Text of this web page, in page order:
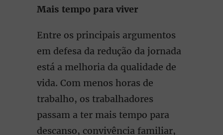
Mais tempo para viver
Entre os principais argumentos
em defesa da redução da jornada
está a melhoria da qualidade de
vida. Com menos horas de
trabalho, os trabalhadores
passam a ter mais tempo para
descanso, convivência familiar,